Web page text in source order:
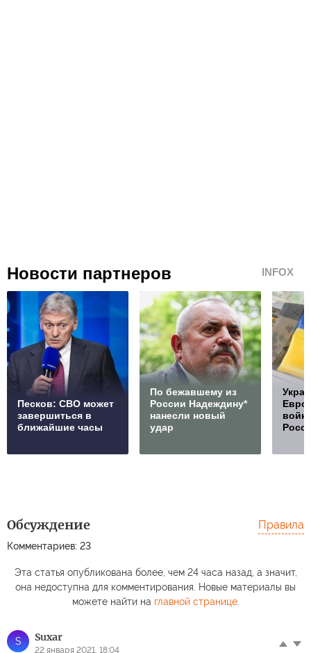
Новости партнеров INFOX
Песков: СВО может
завершиться в
ближайшие часы
По бежавшему из
России Надеждину*
нанесли новый
удар
Обсуждение
Комментариев: 23
Правила
Эта статья опубликована более, чем 24 часа назад, а значит,
она недоступна для комментирования. Новые материалы вы
можете найти на главной странице.
S Suxar
22 января 2021, 18:04